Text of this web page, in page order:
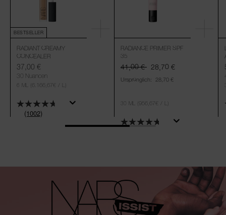
BESTSELLER
(1002)
RADIANT CREAMY
CONCEALER
30 Nuancen
37,00 €
6 ML (6.166,67€ / L)
RADIANCE PRIMER SPF
35
41,00 € 28,70 €
30 ML (956,67€ / L)
Ursprünglich: 28,70 €